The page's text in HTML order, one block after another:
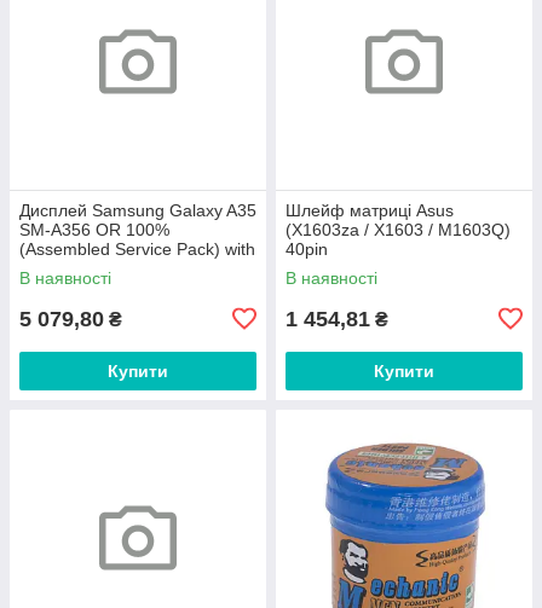
Дисплей Samsung Galaxy A35
SM-A356 OR 100%
(Assembled Service Pack) with
frame Awesome Lilac
В наявності
5 079,80 ₴
Купити
Шлейф матриці Asus
(X1603za / X1603 / M1603Q)
40pin
В наявності
1 454,81 ₴
Купити